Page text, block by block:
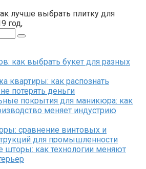
лучше выбрать плитку для
год,
как выбрать букет для разных
квартиры: как распознать
потерять деньги
покрытия для маникюра: как
меняет индустрию
сравнение винтовых и
для промышленности
как технологии меняют